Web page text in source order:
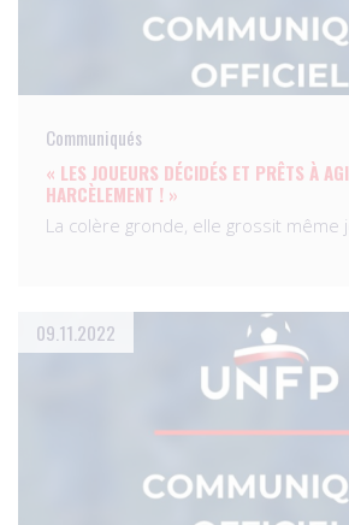
Communiqués
« LES JOUEURS DÉCIDÉS ET PRÊTS À
HARCÈLEMENT ! »
La colère gronde, elle grossit même
09.11.2022